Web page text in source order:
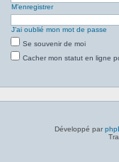
M’enregistrer
J’ai oublié mon mot de passe
Se souvenir de moi
Cacher mon statut en ligne
Développé par